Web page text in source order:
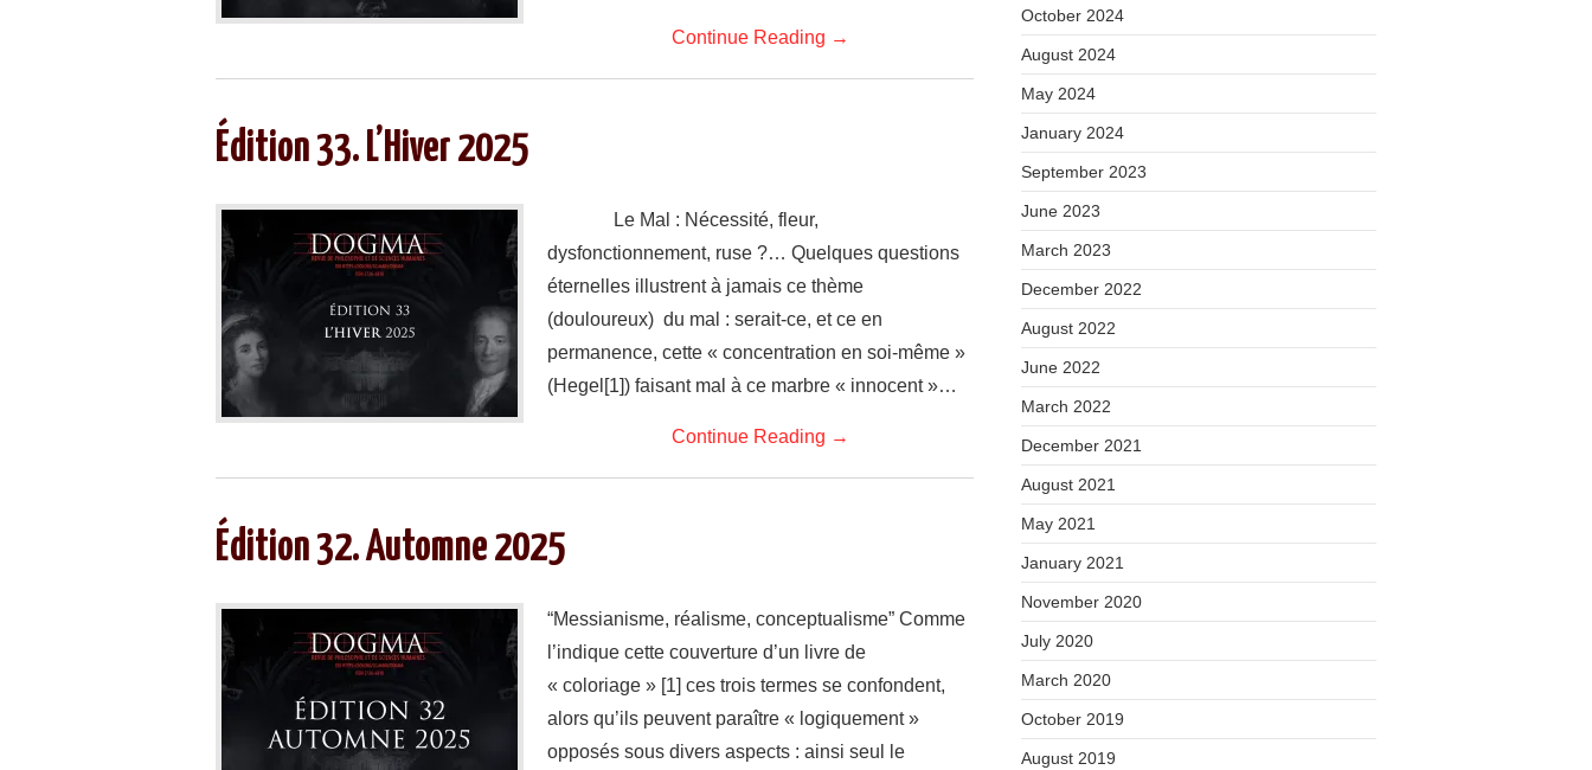
Continue Reading →
Édition 33. L’Hiver 2025
Le Mal : Nécessité, fleur,
dysfonctionnement, ruse ?… Quelques questions
éternelles illustrent à jamais ce thème
(douloureux) du mal : serait-ce, et ce en
permanence, cette « concentration en soi-même »
(Hegel[1]) faisant mal à ce marbre « innocent »…
Continue Reading →
Édition 32. Automne 2025
“Messianisme, réalisme, conceptualisme” Comme
l’indique cette couverture d’un livre de
« coloriage » [1] ces trois termes se confondent,
alors qu’ils peuvent paraître « logiquement »
opposés sous divers aspects : ainsi seul le
October 2024
August 2024
May 2024
January 2024
September 2023
June 2023
March 2023
December 2022
August 2022
June 2022
March 2022
December 2021
August 2021
May 2021
January 2021
November 2020
July 2020
March 2020
October 2019
August 2019